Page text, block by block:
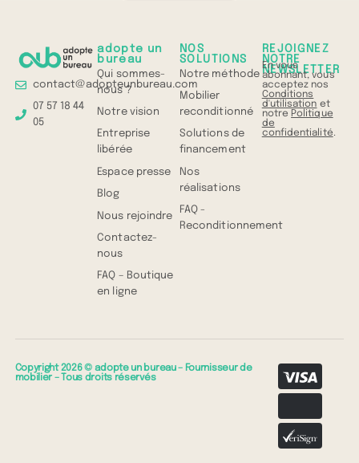
contact@adopteunbureau.com
07 57 18 44
05
adopte un
bureau
Qui sommes-
nous ?
Notre vision
Entreprise
libérée
Espace presse
Blog
Nous rejoindre
Contactez-
nous
FAQ – Boutique
en ligne
NOS
SOLUTIONS
Notre méthode
Mobilier
reconditionné
Solutions de
financement
Nos
réalisations
FAQ -
Reconditionnement
REJOIGNEZ
NOTRE
NEWSLETTER
En vous
abonnant, vous
acceptez nos
Conditions
d'utilisation et
notre Politique
de
confidentialité.
Copyright 2026 © adopte un bureau – Fournisseur de
mobilier – Tous droits réservés